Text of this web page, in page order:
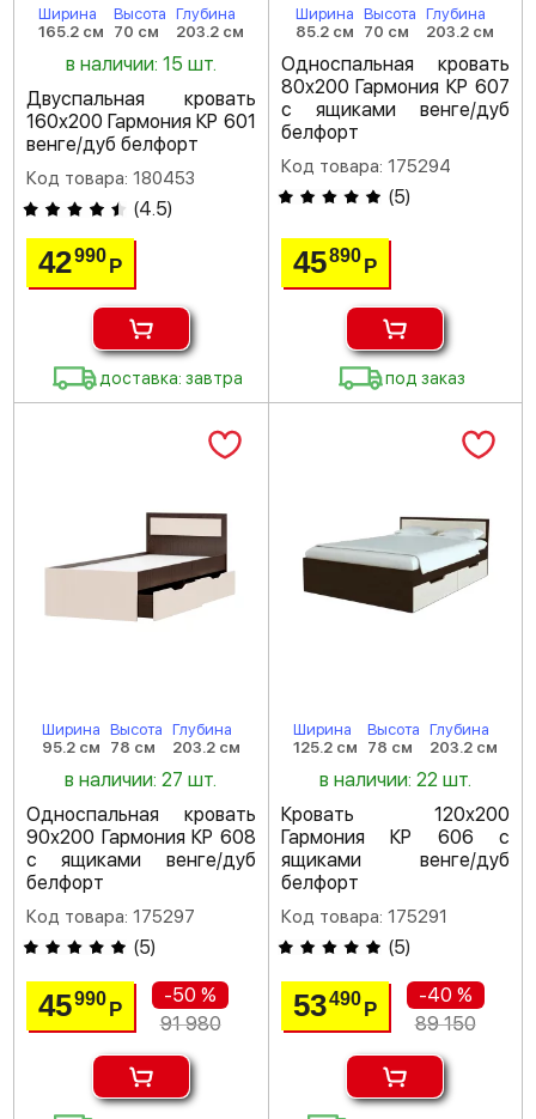
Ширина
165.2 см
Высота
70 см
Глубина
203.2 см
в наличии: 15 шт.
Двуспальная кровать
160х200 Гармония КР 601
венге/дуб белфорт
Код товара: 180453
(4.5)
42990Р
доставка: завтра
Ширина
85.2 см
Высота
70 см
Глубина
203.2 см
Односпальная кровать
80х200 Гармония КР 607
с ящиками венге/дуб
белфорт
Код товара: 175294
(5)
45890 Р
под заказ
Ширина
95.2 см
Высота
78 см
Глубина
203.2 см
в наличии: 27 шт.
Односпальная кровать
90х200 Гармония КР 608
с ящиками венге/дуб
белфорт
Код товара: 175297
(5)
45990Р
-50 %
91 980
Ширина
125.2 см
Высота
78 см
Глубина
203.2 см
в наличии: 22 шт.
Кровать 120х200
Гармония КР 606 с
ящиками венге/дуб
белфорт
Код товара: 175291
(5)
53490 Р
-40 %
89 150